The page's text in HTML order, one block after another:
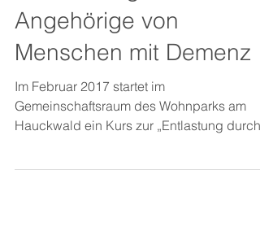
Ein Kursangebot für
Angehörige von
Menschen mit Demenz
Im Februar 2017 startet im
Gemeinschaftsraum des Wohnparks am
Förderung der Kommunikation bei...